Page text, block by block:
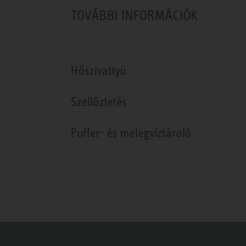
TOVÁBBI INFORMÁCIÓK
Hőszivattyú
Szellőztetés
Puffer- és melegvíztároló